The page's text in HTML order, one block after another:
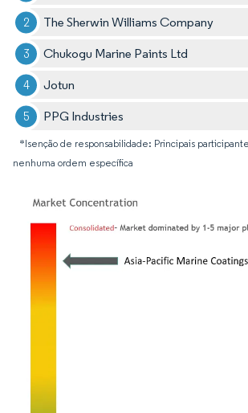
The Sherwin Williams Company
Chukogu Marine Paints Ltd
Jotun
PPG Industries
*Isenção de responsabilidade: Principais
nenhuma ordem específica